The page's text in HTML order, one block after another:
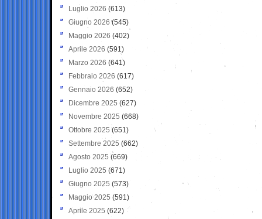
Luglio 2026 (613)
Giugno 2026 (545)
Maggio 2026 (402)
Aprile 2026 (591)
Marzo 2026 (641)
Febbraio 2026 (617)
Gennaio 2026 (652)
Dicembre 2025 (627)
Novembre 2025 (668)
Ottobre 2025 (651)
Settembre 2025 (662)
Agosto 2025 (669)
Luglio 2025 (671)
Giugno 2025 (573)
Maggio 2025 (591)
Aprile 2025 (622)